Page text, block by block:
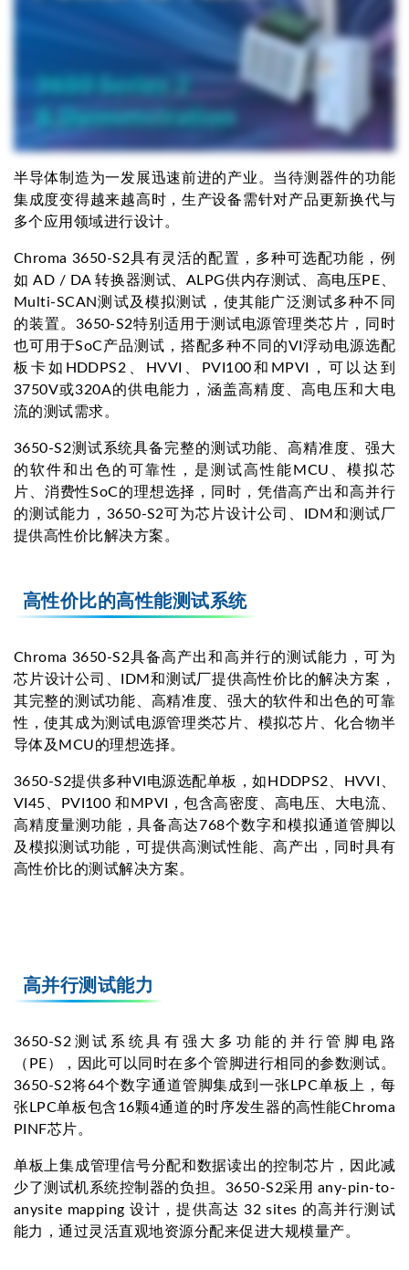
半导体制造为一发展迅速前进的产业。当待测器件的功能
集成度变得越来越高时，生产设备需针对产品更新换代与
多个应用领域进行设计。
Chroma 3650-S2具有灵活的配置，多种可选配功能，例
如 AD / DA 转换器测试、ALPG供内存测试、高电压PE、
Multi-SCAN测试及模拟测试，使其能广泛测试多种不同
的装置。3650-S2特别适用于测试电源管理类芯片，同时
也可用于SoC产品测试，搭配多种不同的VI浮动电源选配
板卡如HDDPS2、HVVI、PVI100和MPVI，可以达到
3750V或320A的供电能力，涵盖高精度、高电压和大电
流的测试需求。
3650-S2测试系统具备完整的测试功能、高精准度、强大
的软件和出色的可靠性，是测试高性能MCU、模拟芯
片、消费性SoC的理想选择，同时，凭借高产出和高并行
的测试能力，3650-S2可为芯片设计公司、IDM和测试厂
提供高性价比解决方案。
高性价比的高性能测试系统
Chroma 3650-S2具备高产出和高并行的测试能力，可为
芯片设计公司、IDM和测试厂提供高性价比的解决方案，
其完整的测试功能、高精准度、强大的软件和出色的可靠
性，使其成为测试电源管理类芯片、模拟芯片、化合物半
导体及MCU的理想选择。
3650-S2提供多种VI电源选配单板，如HDDPS2、HVVI、
VI45、PVI100 和MPVI，包含高密度、高电压、大电流、
高精度量测功能，具备高达768个数字和模拟通道管脚以
及模拟测试功能，可提供高测试性能、高产出，同时具有
高性价比的测试解决方案。
高并行测试能力
3650-S2测试系统具有强大多功能的并行管脚电路
（PE），因此可以同时在多个管脚进行相同的参数测试。
3650-S2将64个数字通道管脚集成到一张LPC单板上，每
张LPC单板包含16颗4通道的时序发生器的高性能Chroma
PINF芯片。
单板上集成管理信号分配和数据读出的控制芯片，因此减
少了测试机系统控制器的负担。3650-S2采用 any-pin-to-
anysite mapping 设计，提供高达 32 sites 的高并行测试
能力，通过灵活直观地资源分配来促进大规模量产。